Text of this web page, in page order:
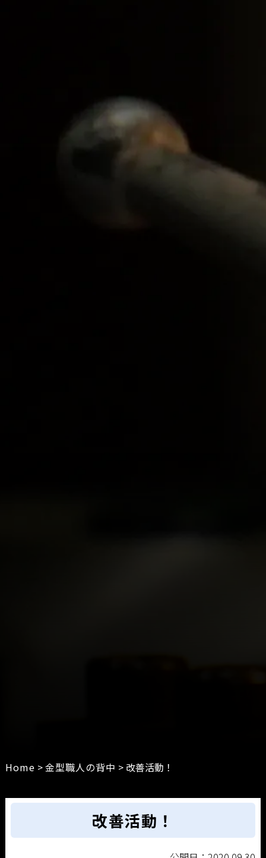
Home >金型職人の背中 > 改善活動！
改善活動！